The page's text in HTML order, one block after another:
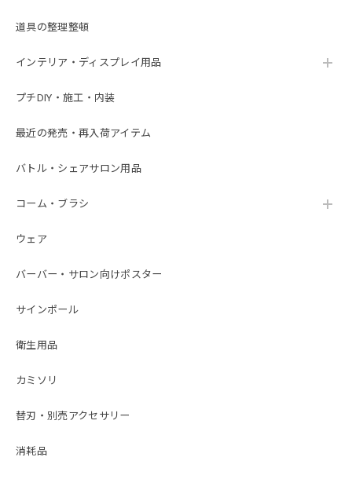
道具の整理整頓
インテリア・ディスプレイ用品
プチDIY・施工・内装
最近の発売・再入荷アイテム
バトル・シェアサロン用品
コーム・ブラシ
ウェア
バーバー・サロン向けポスター
サインポール
衛生用品
カミソリ
替刃・別売アクセサリー
消耗品